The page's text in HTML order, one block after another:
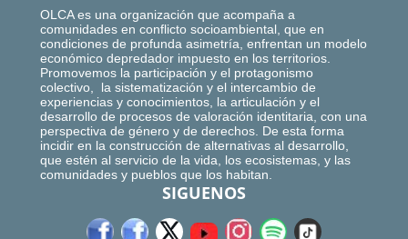
OLCA es una organización que acompaña a
comunidades en conflicto socioambiental, que en
condiciones de profunda asimetría, enfrentan un modelo
económico depredador impuesto en los territorios.
Promovemos la participación y el protagonismo
colectivo, la sistematización y el intercambio de
experiencias y conocimientos, la articulación y el
desarrollo de procesos de valoración identitaria, con una
perspectiva de género y de derechos. De esta forma
incidir en la construcción de alternativas al desarrollo,
que estén al servicio de la vida, los ecosistemas, y las
comunidades y pueblos que los habitan.
SIGUENOS